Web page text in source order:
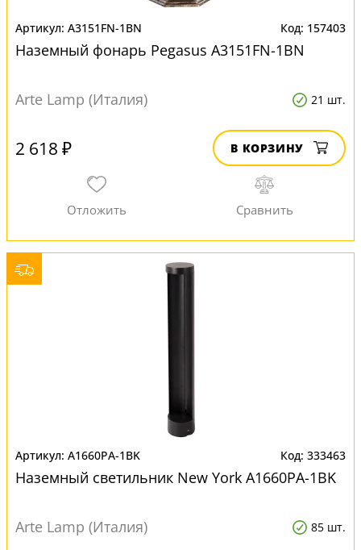
A3151FN-1BN 157403
Наземный фонарь Pegasus A3151FN-1BN
Arte Lamp (Италия) 21 шт.
2 618 ₽ В КОРЗИНУ
A1660PA-1BK 333463
Наземный светильник New York A1660PA-1BK
Arte Lamp (Италия) 85 шт.